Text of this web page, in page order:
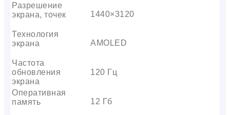
Разрешение
экрана, точек
1440×3120
Технология
экрана
AMOLED
Частота
обновления
экрана
120 Гц
Оперативная
память
12 Гб